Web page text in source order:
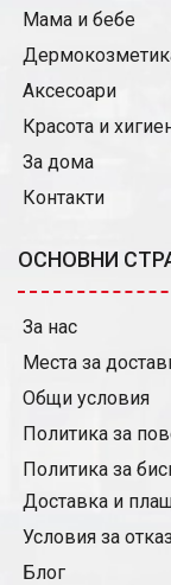
Мама и бебе
Аксесоари
Красота и
За дома
Контакти
ОСНОВНИ
За нас
Места за
Общи условия
Политика за
Политика за
Доставка и
Условия за
Блог